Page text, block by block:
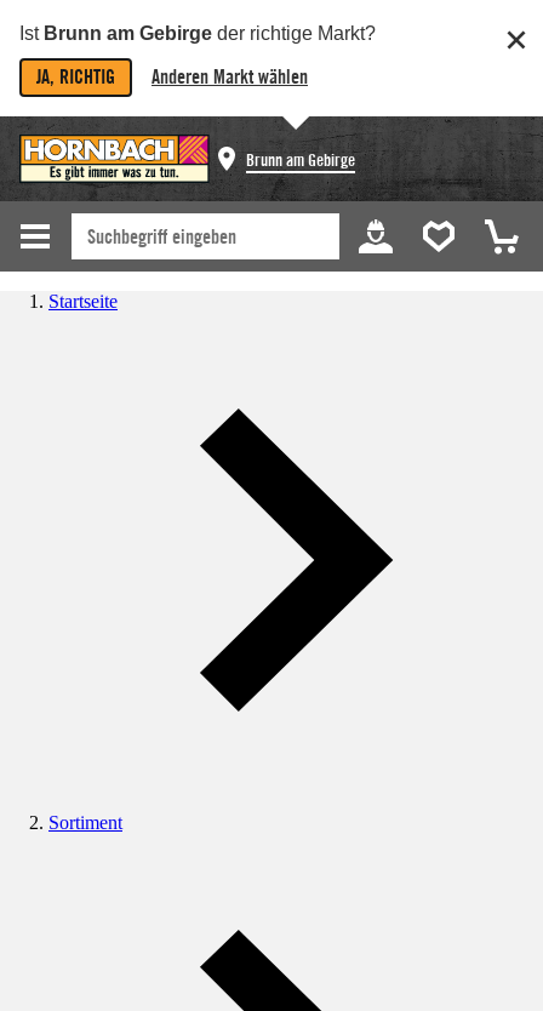
Ist Brunn am Gebirge der richtige Markt?
JA, RICHTIG Anderen Markt wählen
Brunn am Gebirge
Startseite
Sortiment